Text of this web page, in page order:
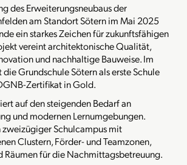
des Erweiterungsneubaus der
am Standort Sötern im Mai 2025
ein starkes Zeichen für zukunftsfähigen
vereint architektonische Qualität,
und nachhaltige Bauweise. Im
Grundschule Sötern als erste Schule
Zertifikat in Gold.
auf den steigenden Bedarf an
und modernen Lernumgebungen.
zweizügiger Schulcampus mit
Clustern, Förder- und Teamzonen,
Räumen für die Nachmittagsbetreuung.